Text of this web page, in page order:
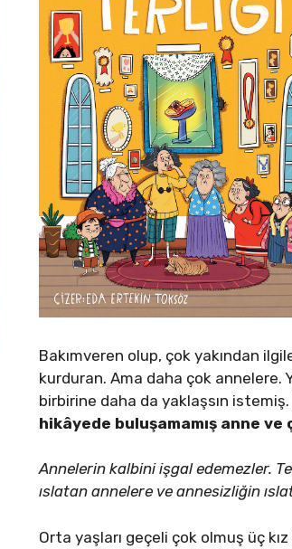
Bakımveren olup, çok yakından
kurduran. Ama daha çok annelere.
birbirine daha da yaklaşsın istemiş.
hikâyede buluşamamış anne ve
Annelerin kalbini işgal edemezler.
ıslatan annelere ve annesizliğin
Orta yaşları geçeli çok olmuş üç